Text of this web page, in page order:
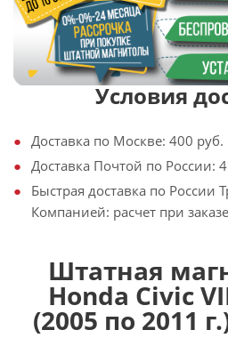
Условия
Доставка по Москве: 400 руб.
Доставка Почтой по России:
Быстрая доставка по России
Компанией: расчет при
Штатная
Honda Civic
(2005 по 2011